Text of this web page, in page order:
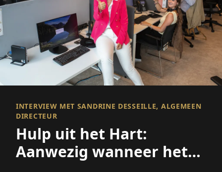
INTERVIEW MET SANDRINE DESSEILLE, ALGEMEEN
DIRECTEUR
Hulp uit het Hart:
Aanwezig wanneer het